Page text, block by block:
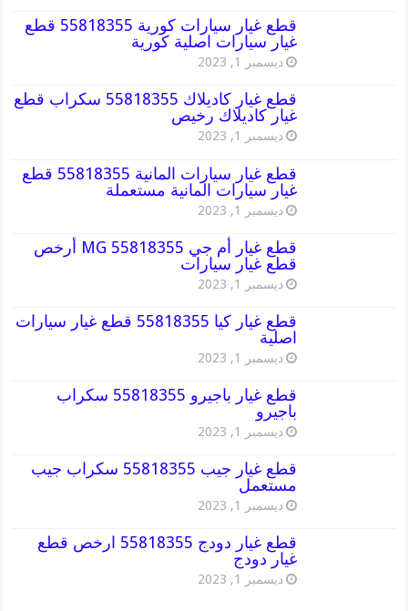
قطع غيار سيارات كورية 55818355 قطع
غيار سيارات اصلية كورية
ديسمبر 1, 2023
قطع غيار كاديلاك 55818355 سكراب قطع
غيار كاديلاك رخيص
ديسمبر 1, 2023
قطع غيار سيارات المانية 55818355 قطع
غيار سيارات المانية مستعملة
ديسمبر 1, 2023
قطع غيار أم جي MG 55818355 أرخص
قطع غيار سيارات
ديسمبر 1, 2023
قطع غيار كيا 55818355 قطع غيار سيارات
اصلية
ديسمبر 1, 2023
قطع غيار باجيرو 55818355 سكراب
باجيرو
ديسمبر 1, 2023
قطع غيار جيب 55818355 سكراب جيب
مستعمل
ديسمبر 1, 2023
قطع غيار دودج 55818355 ارخص قطع
غيار دودج
ديسمبر 1, 2023